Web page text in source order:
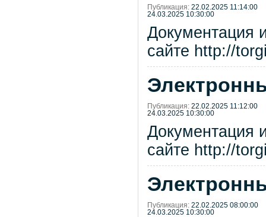
Публикация: 22.02.2025 11:14:00
24.03.2025 10:30:00
Документация
сайте http://
Публикация: 22.02.2025 11:12:00
24.03.2025 10:30:00
Документация
сайте http://
Публикация: 22.02.2025 08:00:00
24.03.2025 10:30:00